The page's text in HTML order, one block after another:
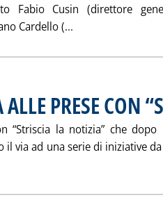
Fabio Cusin (direttore
Cardello (...
PRESE CON
“Striscia la notizia” che
il via ad una serie di iniziative